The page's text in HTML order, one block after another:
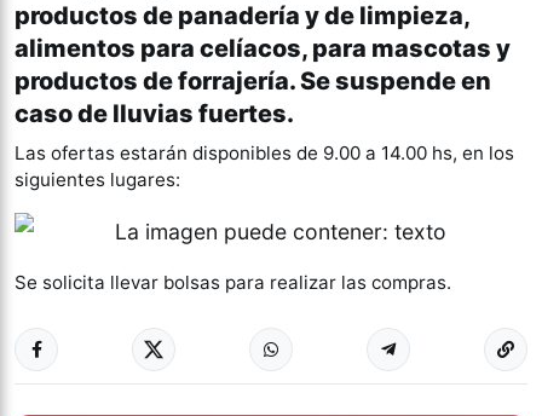
productos de panadería y de limpieza,
alimentos para celíacos, para mascotas y
productos de forrajería. Se suspende en
caso de lluvias fuertes.
Las ofertas estarán disponibles de 9.00 a 14.00 hs, en los
siguientes lugares:
Se solicita llevar bolsas para realizar las compras.